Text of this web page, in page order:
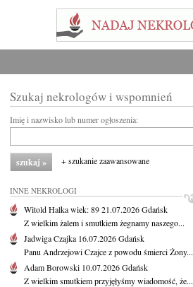
Szukaj nekrologów i wspomnień
Imię i nazwisko lub numer ogłoszenia:
+ szukanie zaawansowane
INNE NEKROLOGI
Witold Halkawiek: 8921.07.2026Gdańsk
Z wielkim żalem i smutkiem żegnamy naszego...
Jadwiga Czajka 16.07.2026Gdańsk
Panu Andrzejowi Czajce z powodu śmierci Żony...
Adam Borowski 10.07.2026Gdańsk
Z wielkim smutkiem przyjęłyśmy wiadomość, że...